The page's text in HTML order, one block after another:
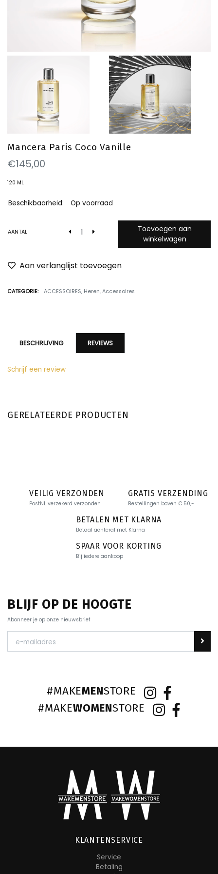
Mancera Paris Coco Vanille
€145,00
120 ML
Beschikbaarheid: Op voorraad
AANTAL
Toevoegen aan
winkelwagen
Aan verlanglijst toevoegen
CATEGORIE: ACCESSOIRES, Heren, Accessoires
BESCHRIJVING REVIEWS
Schrijf een review
GERELATEERDE PRODUCTEN
VEILIG VERZONDEN
PostNL verzekerd verzonden
GRATIS VERZENDING
Bestellingen boven € 50,-
BETALEN MET KLARNA
Betaal achteraf met Klarna
SPAAR VOOR KORTING
Bij iedere aankoop
BLIJF OP DE HOOGTE
Abonneer je op onze nieuwsbrief
#MAKEMENSTORE
#MAKEWOMENSTORE
KLANTENSERVICE
Service
Betaling